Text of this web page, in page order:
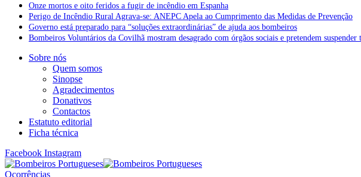
Onze mortos e oito feridos a fugir de incêndio em Espanha
Perigo de Incêndio Rural Agrava-se: ANEPC Apela ao Cumprimento das Medidas de Prevenção
Governo está preparado para “soluções extraordinárias” de ajuda aos bombeiros
Bombeiros Voluntários da Covilhã mostram desagrado com órgãos sociais e pretendem
Sobre nós
Quem somos
Sinopse
Agradecimentos
Donativos
Contactos
Estatuto editorial
Ficha técnica
Facebook Instagram
Ocorrências